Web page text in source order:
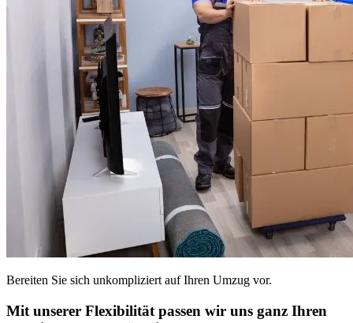
Bereiten Sie sich unkompliziert auf Ihren Umzug vor.
Mit unserer Flexibilität passen wir uns ganz Ihren